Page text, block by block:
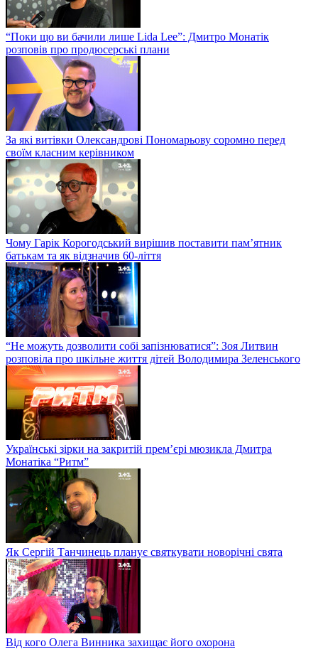
“Поки що ви бачили лише Lida Lee”: Дмитро Монатік
розповів про продюсерські плани
За які витівки Олександрові Пономарьову соромно перед
своїм класним керівником
Чому Гарік Корогодський вирішив поставити пам’ятник
батькам та як відзначив 60-ліття
“Не можуть дозволити собі запізнюватися”: Зоя Литвин
розповіла про шкільне життя дітей Володимира Зеленського
Українські зірки на закритій прем’єрі мюзикла Дмитра
Монатіка “Ритм”
Як Сергій Танчинець планує святкувати новорічні свята
Від кого Олега Винника захищає його охорона